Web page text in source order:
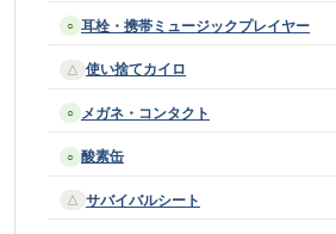
○ 耳栓・携帯ミュージックプレイヤー
△ 使い捨てカイロ
○ メガネ・コンタクト
○ 酸素缶
△ サバイバルシート